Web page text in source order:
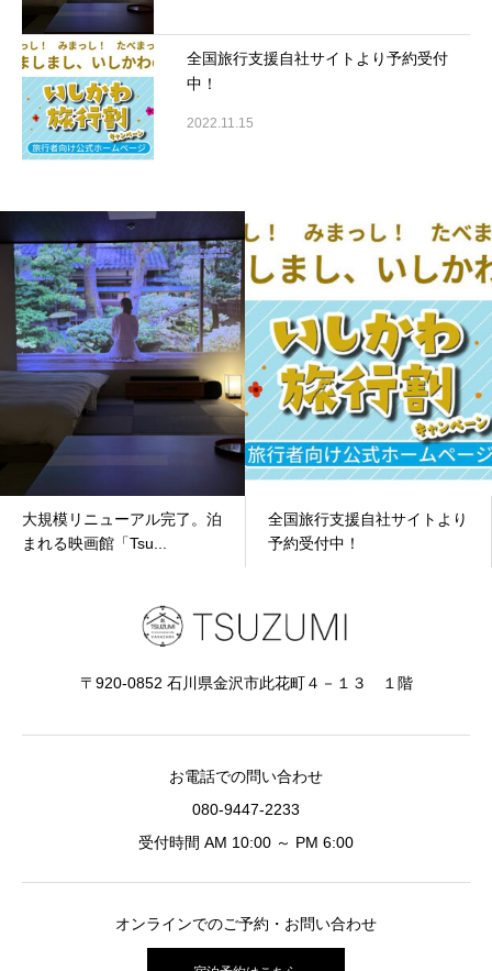
全国旅行支援自社サイトより予約受付
中！
2022.11.15
大規模リニューアル完了。泊
まれる映画館「Tsu...
全国旅行支援自社サイトより
予約受付中！
〒920-0852 石川県金沢市此花町４－１３ １階
お電話での問い合わせ
080-9447-2233
受付時間 AM 10:00 ～ PM 6:00
オンラインでのご予約・お問い合わせ